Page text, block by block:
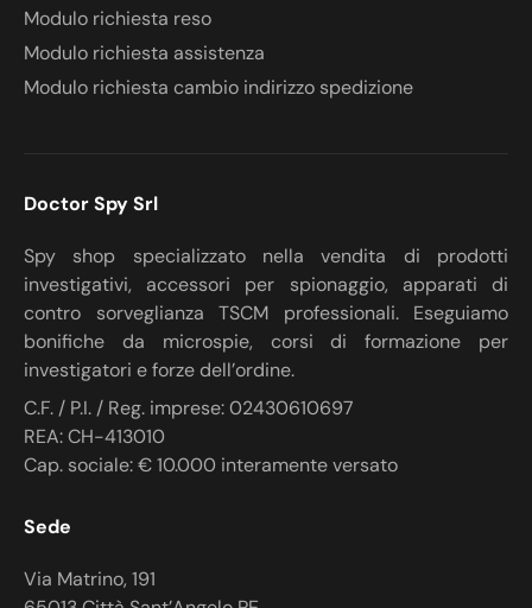
Modulo richiesta reso
Modulo richiesta assistenza
Modulo richiesta cambio indirizzo spedizione
Doctor Spy Srl
Spy shop specializzato nella vendita di prodotti
investigativi, accessori per spionaggio, apparati di
contro sorveglianza TSCM professionali. Eseguiamo
bonifiche da microspie, corsi di formazione per
investigatori e forze dell’ordine.
C.F. / P.I. / Reg. imprese: 02430610697
REA: CH-413010
Cap. sociale: € 10.000 interamente versato
Sede
Via Matrino, 191